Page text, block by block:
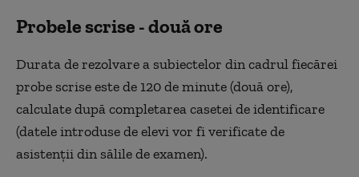
Probele scrise - două ore
Durata de rezolvare a subiectelor din cadrul fiecărei
probe scrise este de 120 de minute (două ore),
calculate după completarea casetei de identificare
(datele introduse de elevi vor fi verificate de
asistenţii din sălile de examen).